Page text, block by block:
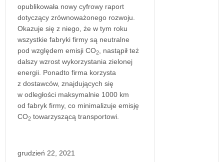
opublikowała nowy cyfrowy raport
dotyczący zrównoważonego rozwoju.
Okazuje się z niego, że w tym roku
wszystkie fabryki firmy są neutralne
pod względem emisji CO2
, nastąpił też
dalszy wzrost wykorzystania zielonej
energii. Ponadto firma korzysta
z dostawców, znajdujących się
w odległości maksymalnie 1000 km
od fabryk firmy, co minimalizuje emisję
CO2 towarzyszącą transportowi.
grudzień 22, 2021